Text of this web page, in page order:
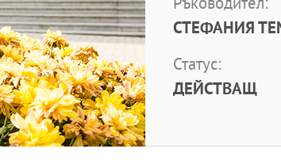
Ръководител:
СТЕФАНИЯ
Статус:
ДЕЙСТВАЩ